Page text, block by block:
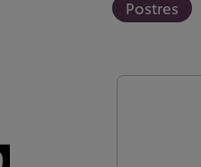
Postres